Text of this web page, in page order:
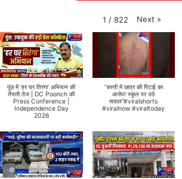
1 / 822 Next »
पुंछ में ‘हर घर तिरंगा’ अभियान की
तैयारी तेज | DC Poonch की
Press Conference |
Independence Day
2026
“बस्ती में छात्र की पिटाई का
आरोप! स्कूल पर उठे
सवाल”#viralshorts
#viralnow #viraltoday